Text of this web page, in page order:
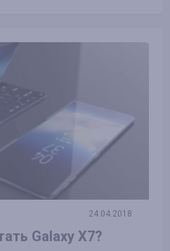
24.04.2018
Galaxy X7?